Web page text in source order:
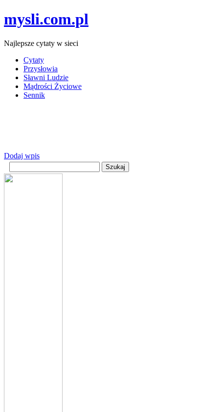
mysli.com.pl
Najlepsze cytaty w sieci
Cytaty
Przysłowia
Sławni Ludzie
Mądrości Życiowe
Sennik
Dodaj wpis